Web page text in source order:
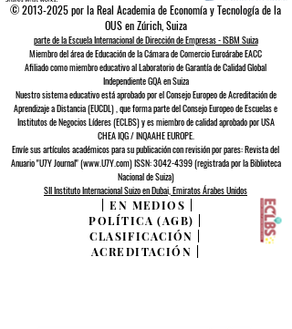
©2013-2025por la Real Academia de Economía y Tecnología de la
OUS en Zúrich, Suiza
parte de la Escuela Internacional de Dirección de Empresas - ISBM Suiza
Miembro del área de Educación de la Cámara de Comercio Euroárabe EACC
Afiliado como miembro educativo al Laboratorio de Garantía de Calidad Global
Independiente GQAen Suiza
Nuestro sistema educativo está aprobado por elConsejo Europeo deAcreditación de
Aprendizaje a Distancia (EUCDL) , que forma parte delConsejo Europeo de Escuelas e
Institutos de Negocios Líderes (ECLBS)y es miembro de calidad aprobado por USA
CHEA IQG / INQAAHE EUROPE.
Envíe sus artículos académicos para su publicación con revisión por pares: Revista del
Anuario "U7Y Journal" (www.U7Y.com) ISSN: 3042-4399 (registrada por la Biblioteca
Nacional de Suiza)
SII Instituto Internacional Suizo en Dubai, Emiratos Árabes Unidos
|EN MEDIOS
POLÍTICA (AGB)
CLASIFICACIÓN
ACREDITACIÓN